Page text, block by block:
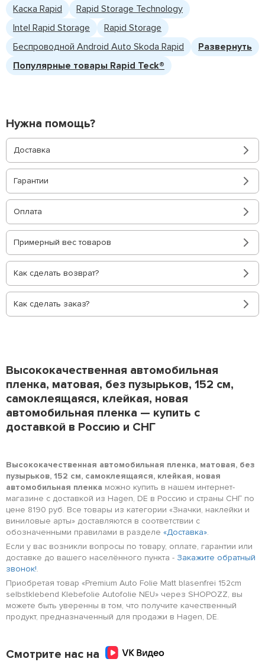
Каска Rapid
Rapid Storage Technology
Intel Rapid Storage
Rapid Storage
Беспроводной Android Auto Skoda Rapid
Развернуть
Популярные товары Rapid Teck®
Нужна помощь?
Доставка
Гарантии
Оплата
Примерный вес товаров
Как сделать возврат?
Как сделать заказ?
Высококачественная автомобильная
пленка, матовая, без пузырьков, 152 см,
самоклеящаяся, клейкая, новая
автомобильная пленка — купить с
доставкой в Россию и СНГ
Высококачественная автомобильная пленка, матовая, без
пузырьков, 152 см, самоклеящаяся, клейкая, новая
автомобильная пленка можно купить в нашем интернет-
магазине с доставкой из Hagen, DE в Россию и страны СНГ по
цене 8190 руб. Все товары из категории «Значки, наклейки и
виниловые арты» доставляются в соответствии с
обозначенными правилами в разделе «Доставка».
Если у вас возникли вопросы по товару, оплате, гарантии или
доставке до вашего населённого пункта - Закажите обратный
звонок!.
Приобретая товар «Premium Auto Folie Matt blasenfrei 152cm
selbstklebend Klebefolie Autofolie NEU» через SHOPOZZ, вы
можете быть уверенны в том, что получите качественный
продукт, предназначенный для продажи в Hagen, DE.
Смотрите нас на